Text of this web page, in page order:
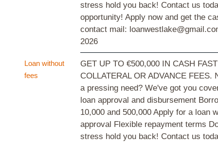
stress hold you back! Contact us
opportunity! Apply now and get the
contact mail:
2026
Loan without
fees
GET UP TO €500,000 IN CASH
COLLATERAL OR ADVANCE FEES.
a pressing need? We've got you
loan approval and disbursement
10,000 and 500,000 Apply for a loan
approval Flexible repayment terms
stress hold you back! Contact us